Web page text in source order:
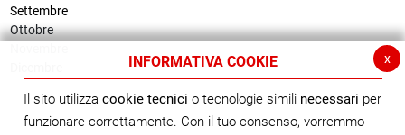
Settembre
Ottobre
x
INFORMATIVA COOKIE
Il sito utilizza cookie tecnici o tecnologie simili necessari per
funzionare correttamente. Con il tuo consenso, vorremmo